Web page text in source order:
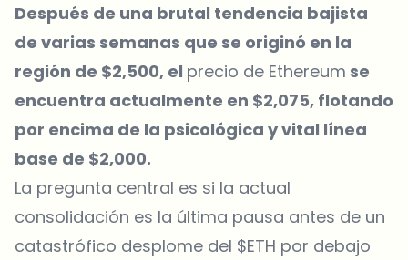
Después de una brutal tendencia bajista
de varias semanas que se originó en la
región de $2,500, el precio de Ethereum se
encuentra actualmente en $2,075, flotando
por encima de la psicológica y vital línea
base de $2,000.
La pregunta central es si la actual
consolidación es la última pausa antes de un
catastrófico desplome del $ETH por debajo